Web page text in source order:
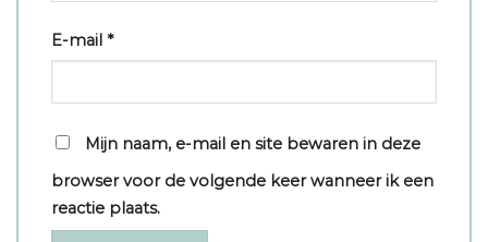
E-mail *
Mijn naam, e-mail en site bewaren in deze
browser voor de volgende keer wanneer ik een
reactie plaats.